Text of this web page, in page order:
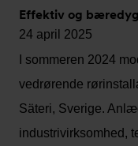
Effektiv og
24 april 2025
I sommeren 2024
vedrørende
Säteri, Sverige.
industrivirksomhed,